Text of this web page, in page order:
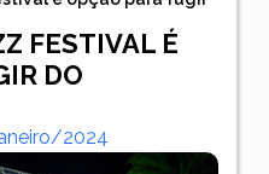
FESTIVAL É
DO
2024